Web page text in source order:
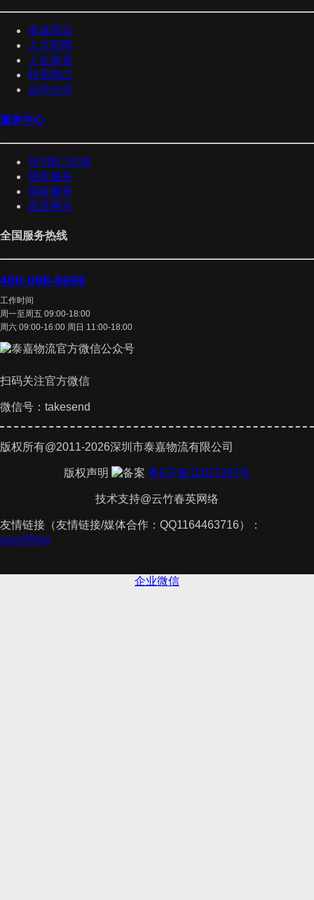
泰嘉理念
人才招聘
人在泰嘉
联系我们
合作伙伴
服务中心
API接口对接
揽收服务
保险服务
直营网点
全国服务热线
400-098-5699
工作时间
周一至周五 09:00-18:00
周六 09:00-16:00 周日 11:00-18:00
扫码关注官方微信
微信号：takesend
版权所有@2011-2026深圳市泰嘉物流有限公司
版权声明 粤ICP备12027267号
技术支持@云竹春英网络
友情链接（友情链接/媒体合作：QQ1164463716）：
企业微信